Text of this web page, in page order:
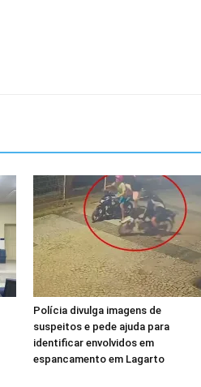
Polícia divulga imagens de
suspeitos e pede ajuda para
identificar envolvidos em
espancamento em Lagarto